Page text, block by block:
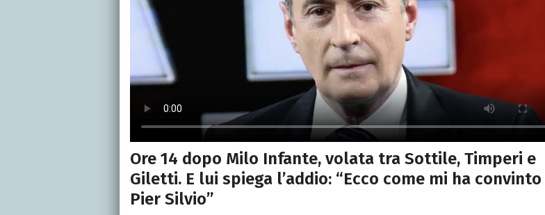
Ore 14 dopo Milo Infante, volata tra Sottile, Timperi e
Giletti. E lui spiega l’addio: “Ecco come mi ha convinto
Pier Silvio”